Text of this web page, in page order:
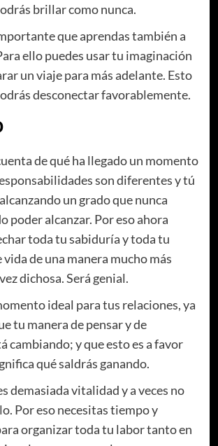
brillar como nunca.
que aprendas también a
ello puedes usar tu imaginación
un viaje para más adelante. Esto
desconectar favorablemente.
de qué ha llegado un momento
son diferentes y tú
un grado que nunca
poder alcanzar. Por eso ahora
toda tu sabiduría y toda tu
de una manera mucho más
dichosa. Será genial.
ideal para tus relaciones, ya
tu manera de pensar y de
cambiando; y que esto es a favor
qué saldrás ganando.
demasiada vitalidad y a veces no
Por eso necesitas tiempo y
organizar toda tu labor tanto en